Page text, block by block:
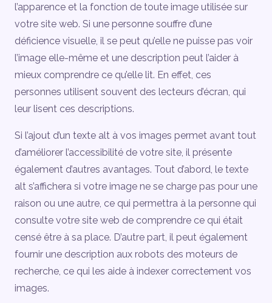
l’apparence et la fonction de toute image utilisée sur
votre site web. Si une personne souffre d’une
déficience visuelle, il se peut qu’elle ne puisse pas voir
l’image elle-même et une description peut l’aider à
mieux comprendre ce qu’elle lit. En effet, ces
personnes utilisent souvent des lecteurs d’écran, qui
leur lisent ces descriptions.
Si l’ajout d’un texte alt à vos images permet avant tout
d’améliorer l’accessibilité de votre site, il présente
également d’autres avantages. Tout d’abord, le texte
alt s’affichera si votre image ne se charge pas pour une
raison ou une autre, ce qui permettra à la personne qui
consulte votre site web de comprendre ce qui était
censé être à sa place. D’autre part, il peut également
fournir une description aux robots des moteurs de
recherche, ce qui les aide à indexer correctement vos
images.